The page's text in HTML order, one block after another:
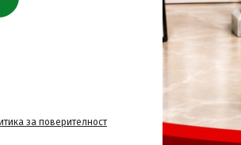
за поверителност